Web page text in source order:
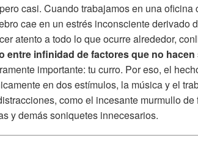
casi. Cuando trabajamos en una oficina
cae en un estrés inconsciente derivado
atento a todo lo que ocurre alrededor,
entre infinidad de factores que no hacen
importante: tu curro. Por eso, el
en dos estímulos, la música y el
como el incesante murmullo de
y demás soniquetes innecesarios.